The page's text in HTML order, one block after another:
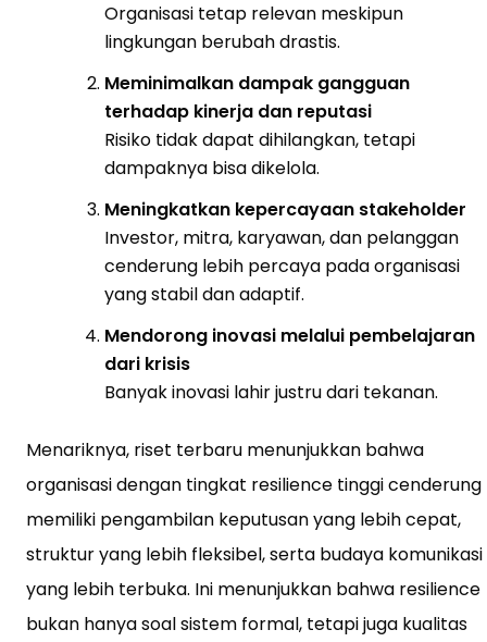
Organisasi tetap relevan meskipun
lingkungan berubah drastis.
Meminimalkan dampak gangguan
terhadap kinerja dan reputasi
Risiko tidak dapat dihilangkan, tetapi
dampaknya bisa dikelola.
Meningkatkan kepercayaan stakeholder
Investor, mitra, karyawan, dan pelanggan
cenderung lebih percaya pada organisasi
yang stabil dan adaptif.
Mendorong inovasi melalui pembelajaran
dari krisis
Banyak inovasi lahir justru dari tekanan.
Menariknya, riset terbaru menunjukkan bahwa
organisasi dengan tingkat resilience tinggi cenderung
memiliki pengambilan keputusan yang lebih cepat,
struktur yang lebih fleksibel, serta budaya komunikasi
yang lebih terbuka. Ini menunjukkan bahwa resilience
bukan hanya soal sistem formal, tetapi juga kualitas